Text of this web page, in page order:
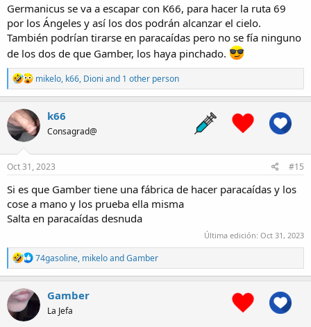
Germanicus se va a escapar con K66, para hacer la ruta 69
por los Ángeles y así los dos podrán alcanzar el cielo.
También podrían tirarse en paracaídas pero no se fía ninguno
de los dos de que Gamber, los haya pinchado.
R
e
a
c
t
i
n
s
mikelo, k66, Dioni and 1 other person
k66
Consagrad@
Oct 31, 2023 #15
Si es que Gamber tiene una fábrica de hacer paracaídas y los
cose a mano y los prueba ella misma
Salta en paracaídas desnuda
Última edición: Oct 31, 2023
R
e
a
c
t
i
74gasoline, mikeloandGamber
Gamber
La Jefa